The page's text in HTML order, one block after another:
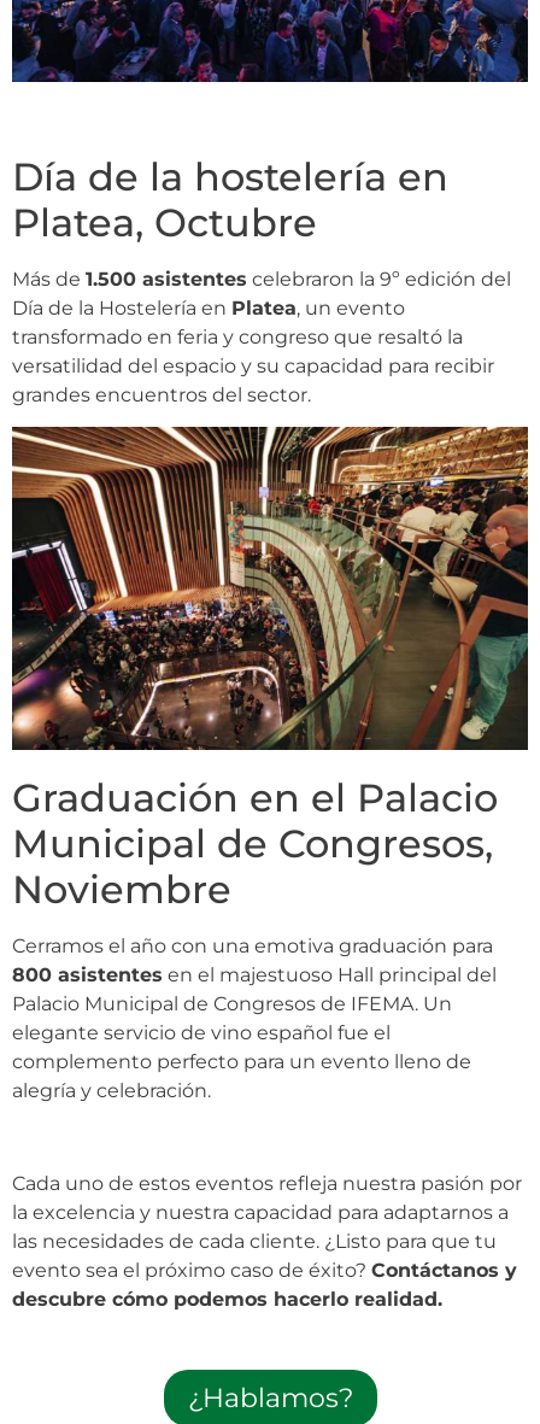
Día de la hostelería en
Platea, Octubre
Más de 1.500 asistentes celebraron la 9º edición del
Día de la Hostelería en Platea, un evento
transformado en feria y congreso que resaltó la
versatilidad del espacio y su capacidad para recibir
grandes encuentros del sector.
Graduación en el Palacio
Municipal de Congresos,
Noviembre
Cerramos el año con una emotiva graduación para
800 asistentes en el majestuoso Hall principal del
Palacio Municipal de Congresos de IFEMA. Un
elegante servicio de vino español fue el
complemento perfecto para un evento lleno de
alegría y celebración.
Cada uno de estos eventos refleja nuestra pasión por
la excelencia y nuestra capacidad para adaptarnos a
las necesidades de cada cliente. ¿Listo para que tu
evento sea el próximo caso de éxito? Contáctanos y
descubre cómo podemos hacerlo realidad.
¿Hablamos?